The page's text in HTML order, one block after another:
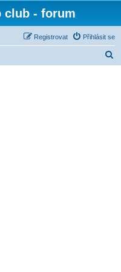
club - forum
Přihlásit se
Registrovat